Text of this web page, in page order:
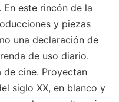
este rincón de la
y piezas
una declaración de
de uso diario.
de cine. Proyectan
siglo XX, en blanco y